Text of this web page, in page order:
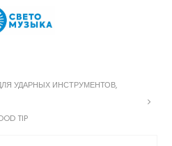
УДАРНЫХ ИНСТРУМЕНТОВ,
TIP